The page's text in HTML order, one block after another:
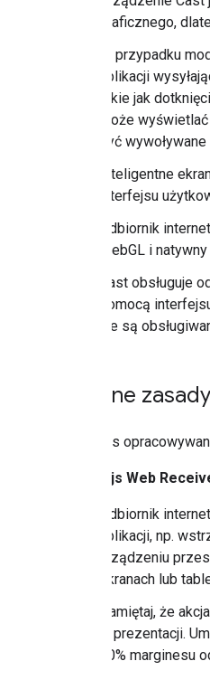
graficznego,
W przypadku
aplikacji
takie jak
może
być
Inteligentne
interfejsu
Odbiornik
WebGL i
Cast obsługuje
pomocą
nie są
Ogólne
Podczas
Interfejs Web
Odbiornik
aplikacji, np.
urządzeniu
ekranach lub
Pamiętaj, że
w prezentacji.
10% marginesu